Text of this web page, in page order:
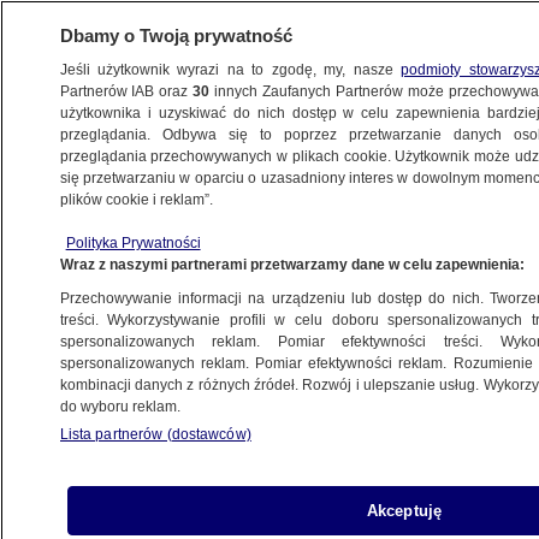
RZESZÓW
w planie likwidacja 10 łóżek na oddziale
dziecięcym
4.11.2022, 10:43
Udostępnij
Dbamy o Twoją prywatność
Jeśli użytkownik wyrazi na to zgodę, my, naszepodmioty
Partnerów IAB oraz30 innych Zaufanych Partnerów może
użytkownika i uzyskiwać do nich dostęp w celu zapewnienia
przeglądania. Odbywa się to poprzez przetwarzanie danych
przeglądania przechowywanych w plikach cookie. Użytkownik może
się przetwarzaniu w oparciu o uzasadniony interes w dowolnym
plików cookie i reklam”.
Polityka Prywatności
Wraz z naszymi partnerami przetwarzamy dane w celu zapewnienia:
Przechowywanie informacji na urządzeniu lub dostęp do nich.
treści. Wykorzystywanie profili w celu doboru spersonalizowanych
spersonalizowanych reklam. Pomiar efektywności treści.
spersonalizowanych reklam. Pomiar efektywności reklam.
kombinacji danych z różnych źródeł. Rozwój i ulepszanie usług.
do wyboru reklam.
Lista partnerów (dostawców)
Akceptuję